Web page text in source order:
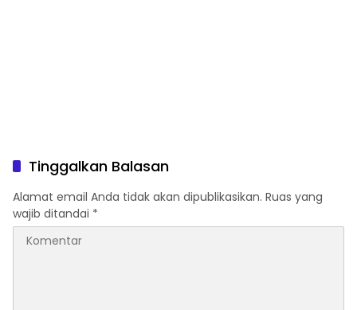
Tinggalkan Balasan
Alamat email Anda tidak akan dipublikasikan. Ruas yang
wajib ditandai *